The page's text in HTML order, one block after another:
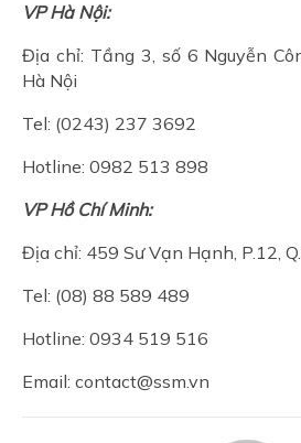
VP Hà Nội:
Địa chỉ: Tầng 3, số 6 Nguyễn
Hà Nội
Tel: (0243) 237 3692
Hotline: 0982 513 898
VP Hồ Chí Minh:
Địa chỉ: 459 Sư Vạn Hạnh, P.12,
Tel: (08) 88 589 489
Hotline: 0934 519 516
Email: contact@ssm.vn